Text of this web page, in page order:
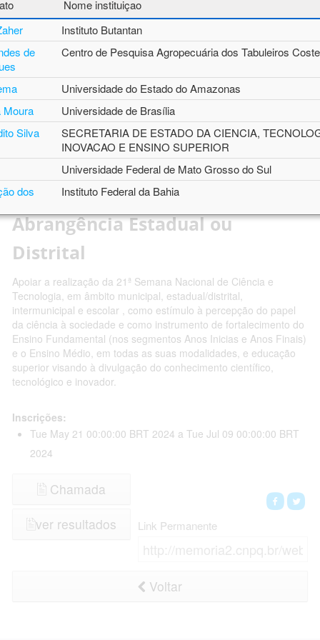
Chamadas Públicas
As Chamadas Públicas para projetos de pesquisa e bolsas do
CNPq estão organizadas nas abas do menu principal em
"Abertas", "Encerradas" e "Resultados".
CHAMADA CNPQ/MCTI Nº
08/2024 - Linha A - Eventos de
Abrangência Estadual ou
Distrital
Apoiar a realização da 21ª Semana Nacional de Ciência e
Tecnologia, em âmbito municipal, estadual/distrital,
intermunicipal e escolar , como estímulo à percepção do papel
da ciência à sociedade e como instrumento de fortalecimento do
Ensino Fundamental (nos segmentos Anos Inicias e Anos Finais)
e o Ensino Médio, em todas as suas modalidades, e educação
superior visando à divulgação do conhecimento científico,
tecnológico e inovador.
Inscrições:
Tue May 21 00:00:00 BRT 2024 a Tue Jul 09 00:00:00 BRT
2024
Chamada
ver resultados
Link Permanente
Voltar
Nome instituiçao
Instituto Butantan
de
Centro de Pesquisa Agropecuária dos Tabuleiros
Universidade do Estado do Amazonas
Moura
Universidade de Brasília
Silva
SECRETARIA DE ESTADO DA CIENCIA,
INOVACAO E ENSINO SUPERIOR
Universidade Federal de Mato Grosso do Sul
dos
Instituto Federal da Bahia
Fundação Oswaldo Cruz Noroeste - Unidade de
Centro Nacional de Pesquisa de Tecnologia
Alimentos
Silveira
Instituto Federal do Sertão Pernambucano
Sobrinho
Instituto Federal de Educação Ciência e Tecnologia do
Minas Gerais
Santos
Universidade Federal de Uberlândia
Souza
Fundação Oswaldo Cruz
Instituto Federal de Educação, Ciência e Tecnologia
Pascotto
Universidade Federal de Mato Grosso
Pereira
Universidade Federal do Espírito Santo
Universidade de Brasília